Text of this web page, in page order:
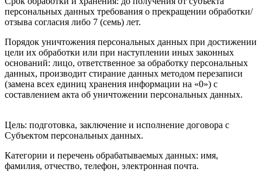
персональных данных требования о прекращении обработки/
отзыва согласия либо 7 (семь) лет.
Порядок уничтожения персональных данных при достижении
цели их обработки или при наступлении иных законных
оснований: лицо, ответственное за обработку персональных
данных, производит стирание данных методом перезаписи
(замена всех единиц хранения информации на «0») с
составлением акта об уничтожении персональных данных.
Цель: подготовка, заключение и исполнение договора с
Субъектом персональных данных.
Категории и перечень обрабатываемых данных: имя,
фамилия, отчество, телефон, электронная почта.